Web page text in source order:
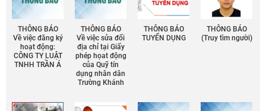
THÔNG BÁO
Về việc đăng ký
hoạt động:
CÔNG TY LUẬT
TNHH TRẦN Á
THÔNG BÁO
Về việc sửa đổi
địa chỉ tại Giấy
phép họat động
của Quỹ tín
dụng nhân dân
Trường Khánh
THÔNG BÁO
TUYỂN DỤNG
THÔNG BÁO
(Truy tìm người)